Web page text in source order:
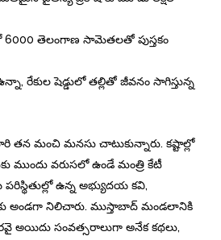
6000 తెలంగాణ సామెతలతో పుస్తకం
రేకుల షెడ్డులో తల్లితో జీవనం సాగిస్తున్న
మంచి మనసు చాటుకున్నారు. కష్టాల్లో
ముందు వరుసలో ఉండే మంత్రి కేటీ
ఉన్న అభ్యుదయ కవి,
అండగా నిలిచారు. ముస్తాబాద్ మండలానికి
అయిదు సంవత్సరాలుగా అనేక కథలు,